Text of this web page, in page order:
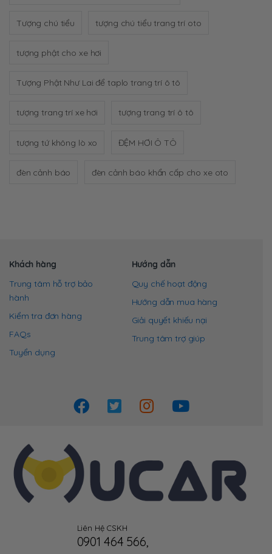
Tượng chú tiểu tượng chú tiểu trang trí oto
tượng phật cho xe hơi
Tượng Phật Như Lai để taplo trang trí ô tô
tượng trang trí xe hơi tượng trang trí ô tô
tượng tứ không lò xo ĐỆM HƠI Ô TÔ
đèn cảnh báo đèn cảnh báo khẩn cấp cho xe oto
Khách hàng
Trung tâm hỗ trợ bảo
hành
Kiểm tra đơn hàng
FAQs
Tuyển dụng
Hướng dẫn
Quy chế hoạt động
Hướng dẫn mua hàng
Giải quyết khiếu nại
Trung tâm trợ giúp
Liên Hệ CSKH
0901 464 566,